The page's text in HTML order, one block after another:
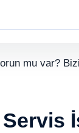
mu var?